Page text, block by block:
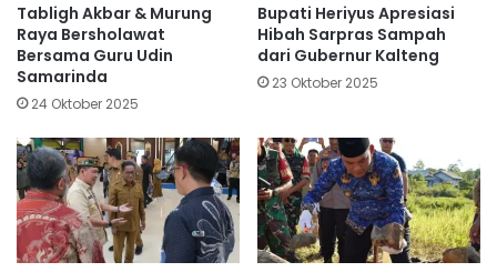
Tabligh Akbar & Murung
Raya Bersholawat
Bersama Guru Udin
Samarinda
24 Oktober 2025
Bupati Heriyus Apresiasi
Hibah Sarpras Sampah
dari Gubernur Kalteng
23 Oktober 2025